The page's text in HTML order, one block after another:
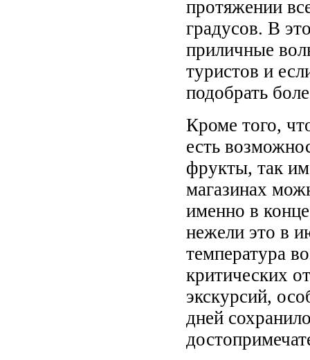
протяжении
градусов. В
приличные
туристов и
подобрать
Кроме того,
есть
фрукты, так
магазинах
именно в
нежели это в
температура
критических
экскурсий,
дней